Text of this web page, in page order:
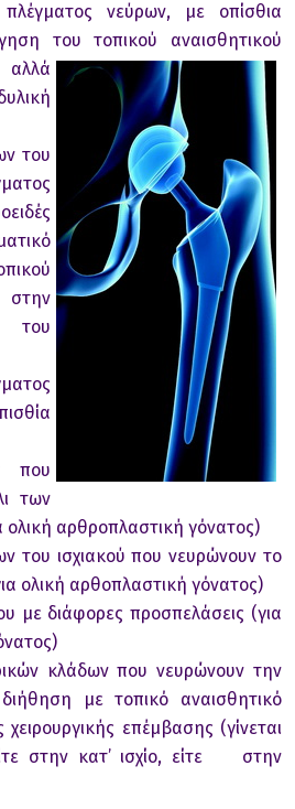
νεύρων, με οπίσθια
του τοπικού αναισθητικού
του
στην
του
που
των
αρθροπλαστική γόνατος)
του ισχιακού που νευρώνουν το
ολική αρθοπλαστική γόνατος)
με διάφορες προσπελάσεις (για
κλάδων που νευρώνουν την
με τοπικό αναισθητικό
επέμβασης (γίνεται
στην κατ’ ισχίο, είτε στην